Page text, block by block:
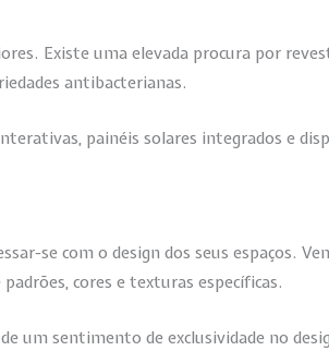
Existe uma elevada procura por
antibacterianas.
painéis solares integrados e
se com o design dos seus espaços.
cores e texturas específicas.
um sentimento de exclusividade no